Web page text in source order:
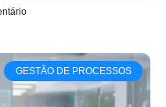
GESTÃO DE PROCESSOS